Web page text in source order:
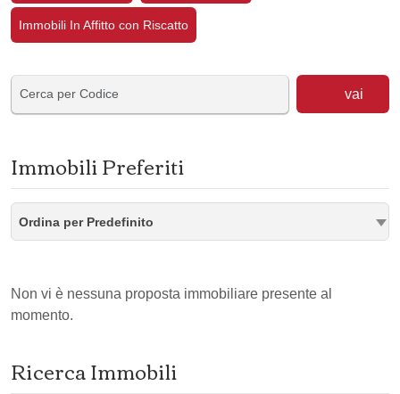
Immobili In Affitto con Riscatto
vai
Immobili Preferiti
Ordina per Predefinito
Non vi è nessuna proposta immobiliare presente al
momento.
Ricerca Immobili